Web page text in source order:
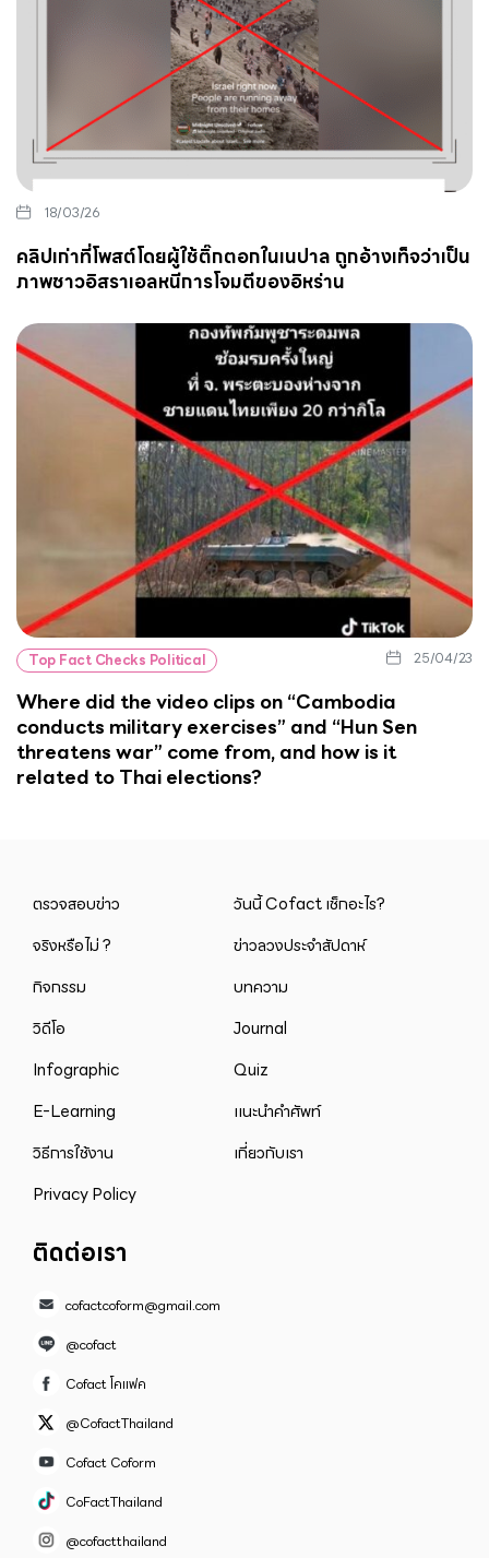
18/03/26
คลิปเก่าที่โพสต์โดยผู้ใช้ติ๊กตอกในเนปาล ถูกอ้างเท็จว่าเป็น
ภาพชาวอิสราเอลหนีการโจมตีของอิหร่าน
Top Fact Checks Political 25/04/23
Where did the video clips on “Cambodia
conducts military exercises” and “Hun Sen
threatens war” come from, and how is it
related to Thai elections?
ตรวจสอบข่าว
วันนี้ Cofact เช็กอะไร?
จริงหรือไม่ ?
ข่าวลวงประจำสัปดาห์
กิจกรรม
บทความ
วิดีโอ
Journal
Infographic
Quiz
E-Learning
แนะนำคำศัพท์
วิธีการใช้งาน
เกี่ยวกับเรา
Privacy Policy
ติดต่อเรา
cofactcoform@gmail.com
@cofact
Cofact โคแฟค
@CofactThailand
Cofact Coform
CoFactThailand
@cofactthailand